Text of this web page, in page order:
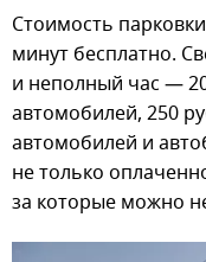
Стоимость
минут бесплатно.
и неполный час —
автомобилей, 250
автомобилей и
не только
за которые можно